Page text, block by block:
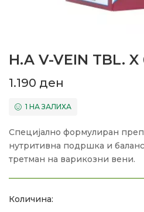
H.A V-VEIN TBL. X
1.190 ден
1 НА ЗАЛИХА
Специјално формулиран
нутритивна подршка и
третман на варикозни вени.
Количина: